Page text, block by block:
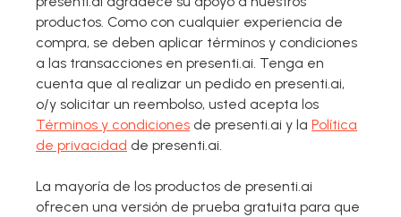
productos. Como con cualquier experiencia de
compra, se deben aplicar términos y condiciones
a las transacciones en presenti.ai. Tenga en
cuenta que al realizar un pedido en presenti.ai,
o/y solicitar un reembolso, usted acepta los
Términos y condiciones de presenti.ai y la Política
de privacidad de presenti.ai.
La mayoría de los productos de presenti.ai
ofrecen una versión de prueba gratuita para que